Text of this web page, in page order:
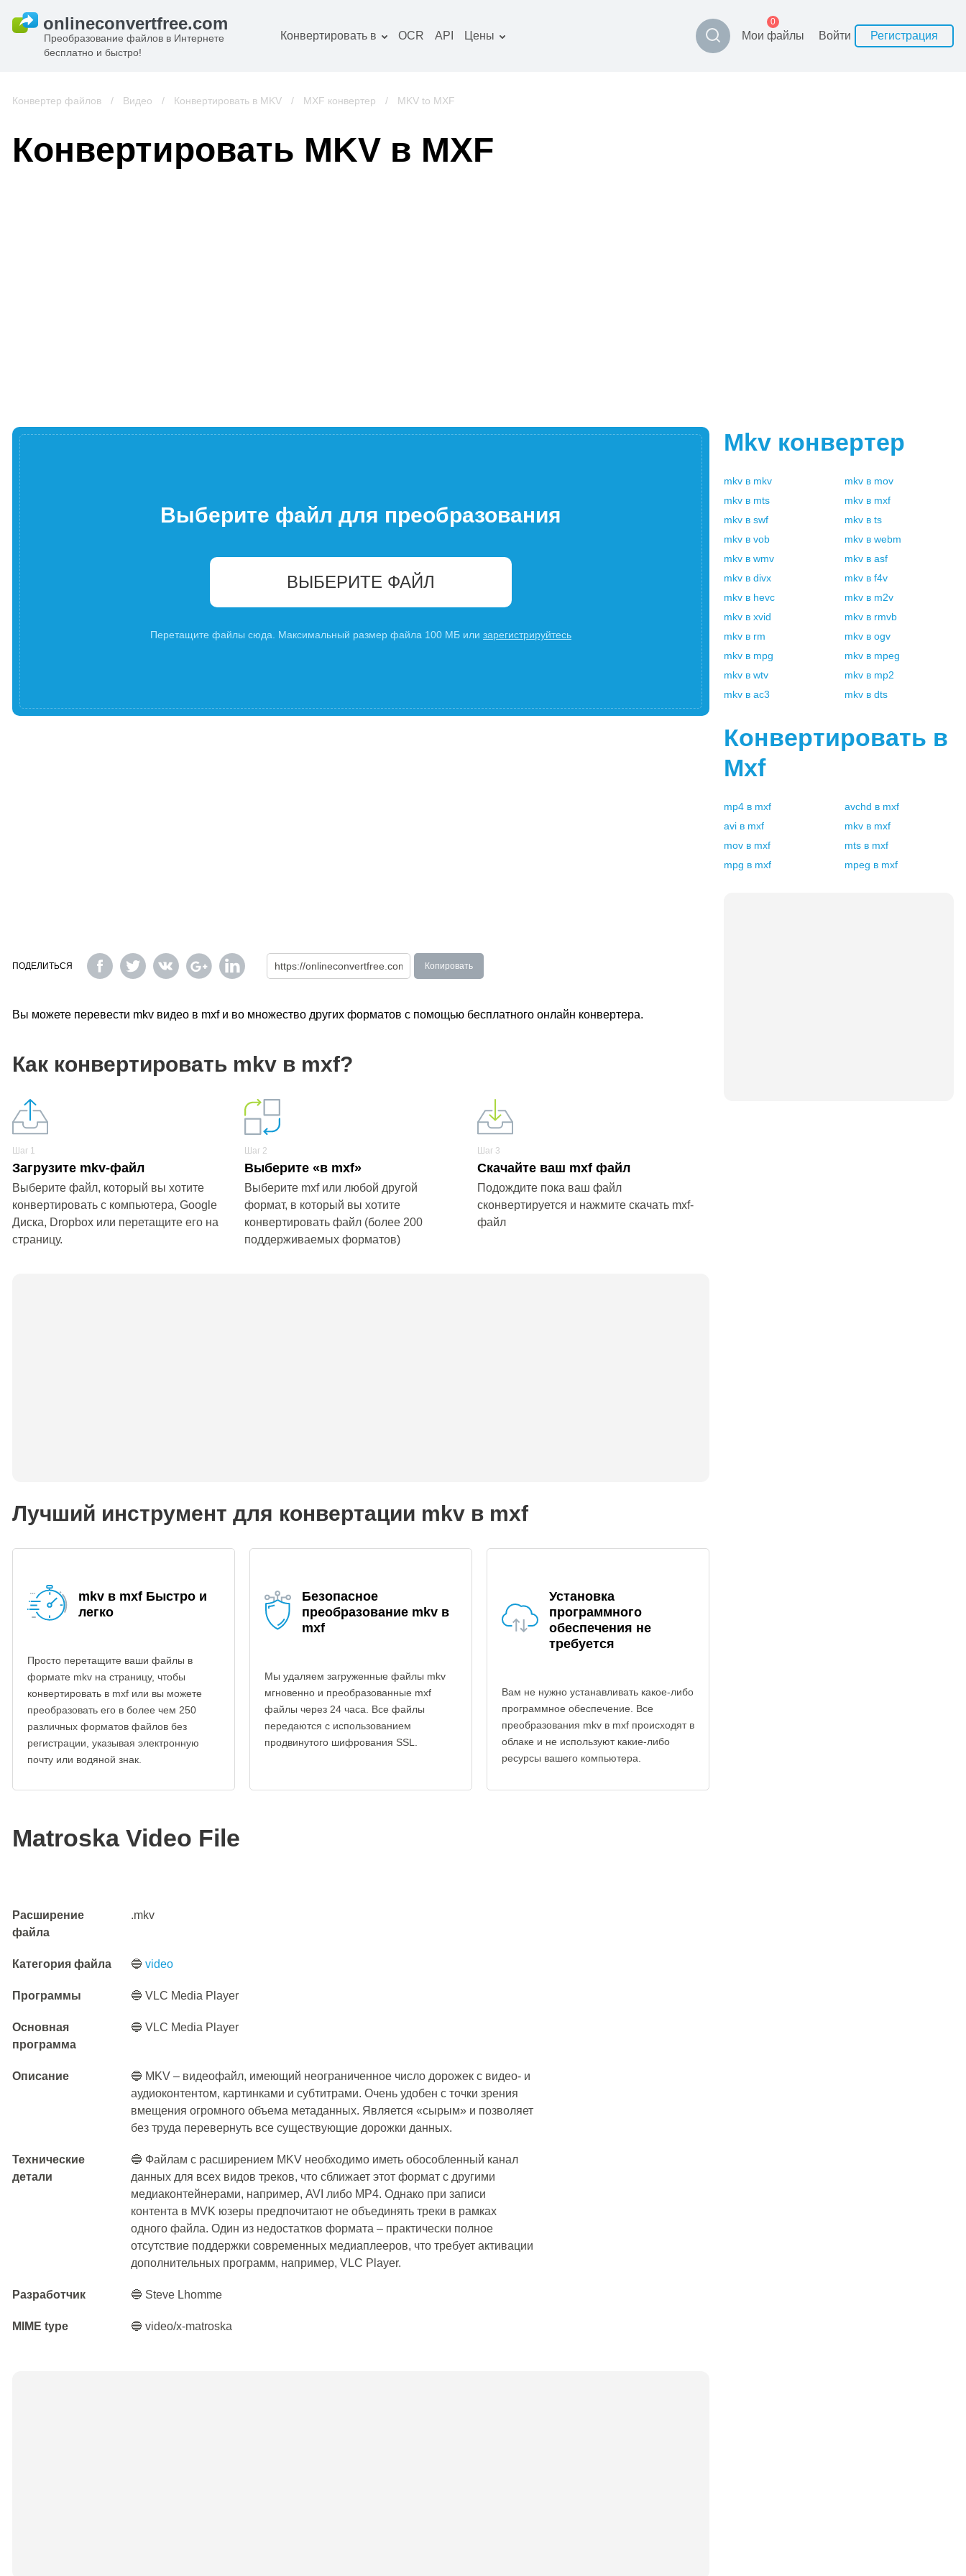
Преобразование файлов в Интернете
бесплатно и быстро!
Конвертировать в
конвертер
Книги конвертер
OCR API Цены Мои файлы
0
Войти Регистрация
Конвертер файлов / Видео / Конвертировать в MKV / MXF конвертер / MKV to MXF
Конвертировать MKV в MXF
Выберите файл для преобразования
ВЫБЕРИТЕ ФАЙЛ
Перетащите файлы сюда. Максимальный размер файла 100 МБ или зарегистрируйтесь
ПОДЕЛИТЬСЯ Копировать
Вы можете перевести mkv видео в mxf и во множество других форматов с помощью бесплатного онлайн конвертера.
Как конвертировать mkv в mxf?
Шаг 1
Загрузите mkv-файл
Выберите файл, который вы хотите
конвертировать с компьютера, Google
Диска, Dropbox или перетащите его на
страницу.
Шаг 2
Выберите «в mxf»
Выберите mxf или любой другой
формат, в который вы хотите
конвертировать файл (более 200
поддерживаемых форматов)
Шаг 3
Скачайте ваш mxf файл
Подождите пока ваш файл
сконвертируется и нажмите скачать mxf-
файл
Лучший инструмент для конвертации mkv в mxf
mkv в mxf Быстро и
легко
Просто перетащите ваши файлы в
формате mkv на страницу, чтобы
конвертировать в mxf или вы можете
преобразовать его в более чем 250
различных форматов файлов без
регистрации, указывая электронную
почту или водяной знак.
Безопасное
преобразование mkv в
mxf
Мы удаляем загруженные файлы mkv
мгновенно и преобразованные mxf
файлы через 24 часа. Все файлы
передаются с использованием
продвинутого шифрования SSL.
Установка
программного
обеспечения не
требуется
Вам не нужно устанавливать какое-либо
программное обеспечение. Все
преобразования mkv в mxf происходят в
облаке и не используют какие-либо
ресурсы вашего компьютера.
Matroska Video File
Расширение
файла
.mkv
Категория файла 🔵video
Программы 🔵 VLC Media Player
Основная
программа
🔵 VLC Media Player
Описание
🔵 MKV – видеофайл, имеющий неограниченное число дорожек с видео- и
аудиоконтентом, картинками и субтитрами. Очень удобен с точки зрения
вмещения огромного объема метаданных. Является «сырым» и позволяет
без труда перевернуть все существующие дорожки данных.
Технические
детали
🔵 Файлам с расширением MKV необходимо иметь обособленный канал
данных для всех видов треков, что сближает этот формат с другими
медиаконтейнерами, например, AVI либо MP4. Однако при записи
контента в MVK юзеры предпочитают не объединять треки в рамках
одного файла. Один из недостатков формата – практически полное
отсутствие поддержки современных медиаплееров, что требует активации
дополнительных программ, например, VLC Player.
Разработчик 🔵 Steve Lhomme
MIME type 🔵 video/x-matroska
Mkv конвертер
mkv в mkv mkv в mov
mkv в mts mkv в mxf
mkv в swf mkv в ts
mkv в vob mkv в webm
mkv в wmv mkv в asf
mkv в divx mkv в f4v
mkv в hevc mkv в m2v
mkv в xvid mkv в rmvb
mkv в rm mkv в ogv
mkv в mpg mkv в mpeg
mkv в wtv mkv в mp2
mkv в ac3 mkv в dts
Конвертировать в
Mxf
mp4 в mxf avchd в mxf
avi в mxf mkv в mxf
mov в mxf mts в mxf
mpg в mxf mpeg в mxf